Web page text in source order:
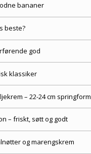
bananer
beste?
god
klassiker
– 22-24 cm springform
– friskt, søtt og godt
og marengskrem